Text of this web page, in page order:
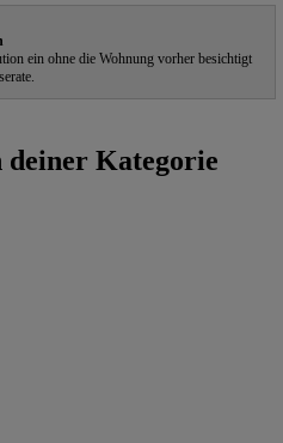
ein ohne die Wohnung vorher besichtigt
deiner Kategorie